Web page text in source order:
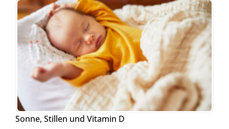
Sonne, Stillen und Vitamin D